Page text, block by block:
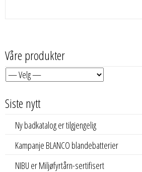
Våre produkter
Siste nytt
Ny badkatalog er tilgjengelig
Kampanje BLANCO blandebatterier
NIBU er Miljøfyrtårn-sertifisert